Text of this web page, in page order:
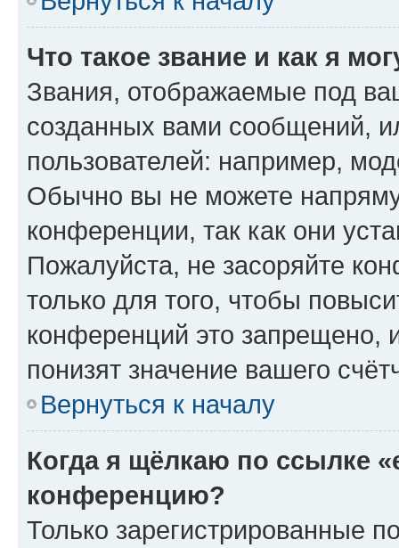
Что такое звание и как я
Звания, отображаемые под
созданных вами сообщений,
пользователей: например,
Обычно вы не можете
конференции, так как они
Пожалуйста, не засоряйте
только для того, чтобы
конференций это запрещено,
понизят значение вашего
Вернуться к началу
Когда я щёлкаю по ссылке
конференцию?
Только зарегистрированные